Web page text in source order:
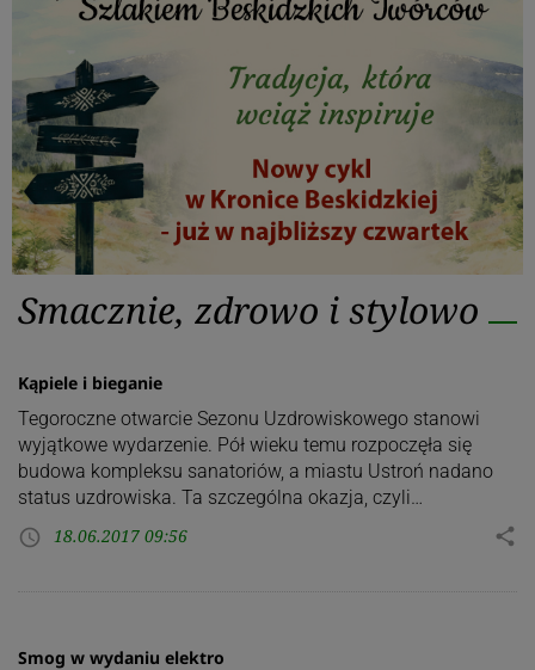
Smacznie,
zdrowo
stylowo
Smacznie, zdrowo i stylowo
Kąpiele i bieganie
Tegoroczne otwarcie Sezonu Uzdrowiskowego stanowi
wyjątkowe wydarzenie. Pół wieku temu rozpoczęła się
budowa kompleksu sanatoriów, a miastu Ustroń nadano
status uzdrowiska. Ta szczególna okazja, czyli…
access_time 18.06.2017 09:56 share
Smog w wydaniu elektro